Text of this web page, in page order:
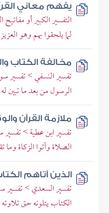
يفهم معاني
التفسير الكبير أو
لما يلحقوا بهم وهو
مخالفة الكتاب
تفسير النسفي > تفسير
الرسول من بعد ما تبين
ملازمة القرآن
تفسير ابن عطية >
الصلاة وآتوا الزكاة
الذين آتاهم
تفسير السعدي > تفسير
الكتاب يتلونه حق تلاوته